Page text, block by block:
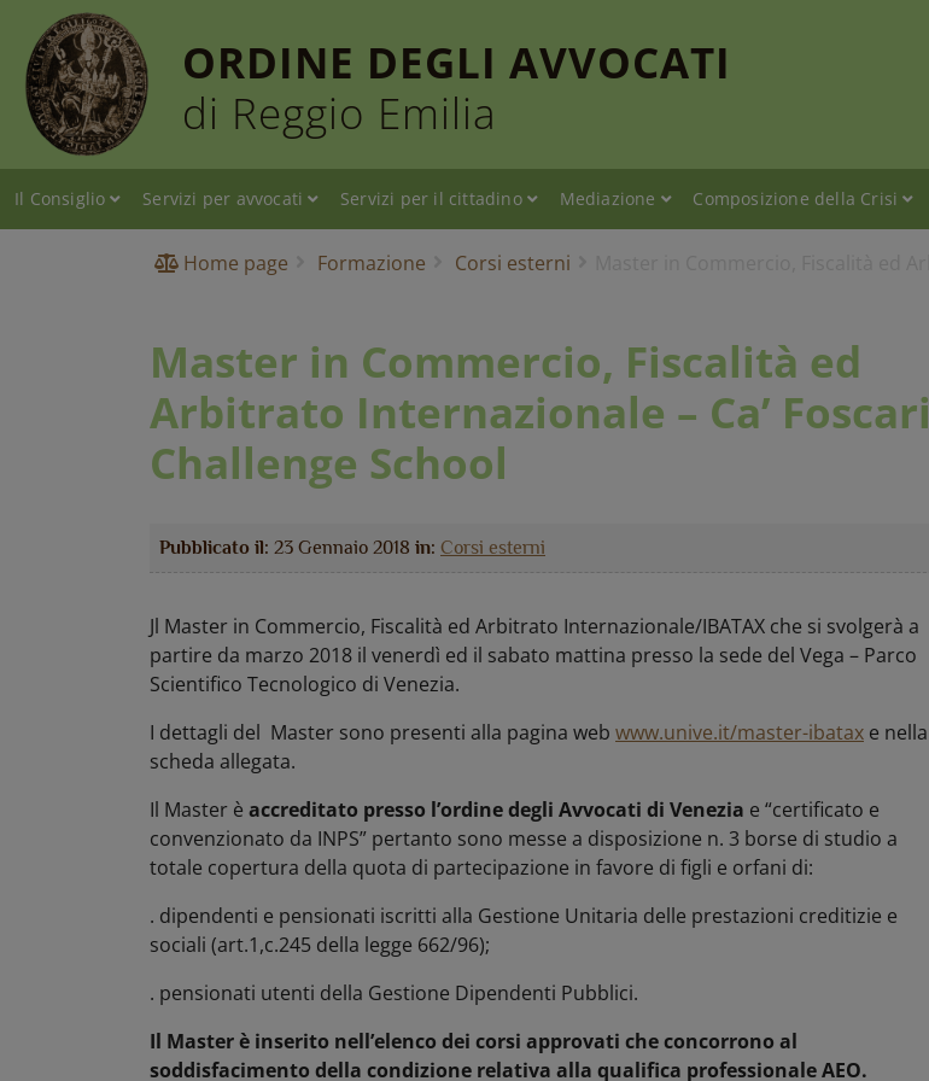
ORDINE DEGLI AVVOCATI
di Reggio Emilia
Il Consiglio Servizi per avvocati Servizi per il cittadino Mediazione Composizione della Crisi
Home page Formazione Corsi esterni
Master in Commercio, Fiscalità ed
Arbitrato Internazionale – Ca’ Foscari
Challenge School
Pubblicato il: 23 Gennaio 2018 in: Corsi esterni
Jl Master in Commercio, Fiscalità ed Arbitrato Internazionale/IBATAX che si svolgerà a
partire da marzo 2018 il venerdì ed il sabato mattina presso la sede del Vega – Parco
Scientifico Tecnologico di Venezia.
I dettagli del Master sono presenti alla pagina web www.unive.it/master-ibatax e nella
scheda allegata.
Il Master è accreditato presso l’ordine degli Avvocati di Venezia e “certificato e
convenzionato da INPS” pertanto sono messe a disposizione n. 3 borse di studio a
totale copertura della quota di partecipazione in favore di figli e orfani di:
. dipendenti e pensionati iscritti alla Gestione Unitaria delle prestazioni creditizie e
sociali (art.1,c.245 della legge 662/96);
. pensionati utenti della Gestione Dipendenti Pubblici.
Il Master è inserito nell’elenco dei corsi approvati che concorrono al
soddisfacimento della condizione relativa alla qualifica professionale AEO.